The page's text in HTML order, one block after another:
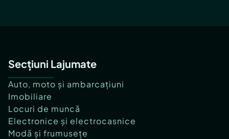
Secțiuni Lajumate
Auto, moto și ambarcațiuni
Imobiliare
Locuri de muncă
Electronice și electrocasnice
Modă și frumusețe